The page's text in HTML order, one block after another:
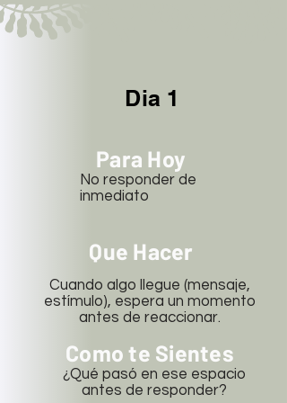
Dia 1
Para Hoy
No responder de
inmediato
Que Hacer
Cuando algo llegue (mensaje,
estímulo), espera un momento
antes de reaccionar.
Como te Sientes
¿Qué pasó en ese espacio
antes de responder?